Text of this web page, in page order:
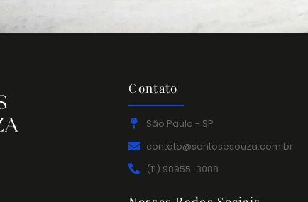
Contato
São Paulo - SP
contato@santosesouza.com.br
(11) 98955-3088